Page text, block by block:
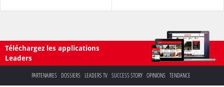
Téléchargez les applications
Leaders
PARTENAIRES DOSSIERS LEADERS TV SUCCESS STORY OPINIONS TENDANCE